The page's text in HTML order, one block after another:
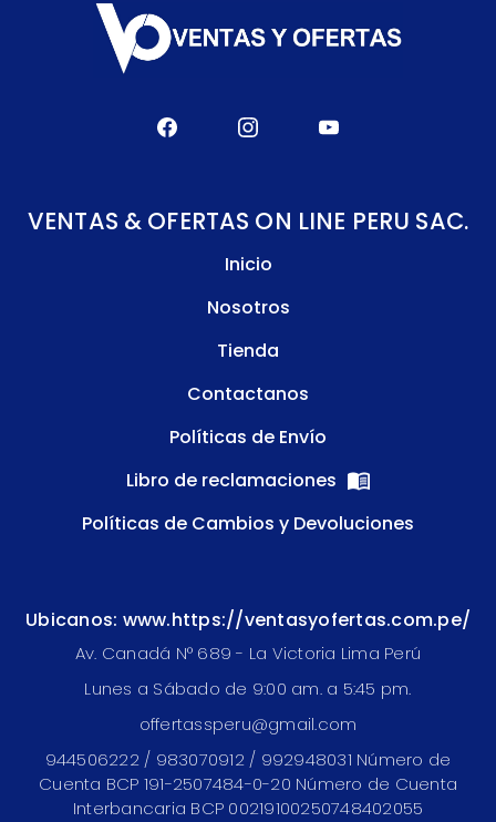
VENTAS & OFERTAS ON LINE PERU SAC.
Inicio
Nosotros
Tienda
Contactanos
Políticas de Envío
Libro de reclamaciones
Políticas de Cambios y Devoluciones
Ubicanos: www.https://ventasyofertas.com.pe/
Av. Canadá N° 689 - La Victoria Lima Perú
Lunes a Sábado de 9:00 am. a 5:45 pm.
offertassperu@gmail.com
944506222 / 983070912 / 992948031 Número de
Cuenta BCP 191-2507484-0-20 Número de Cuenta
Interbancaria BCP 00219100250748402055